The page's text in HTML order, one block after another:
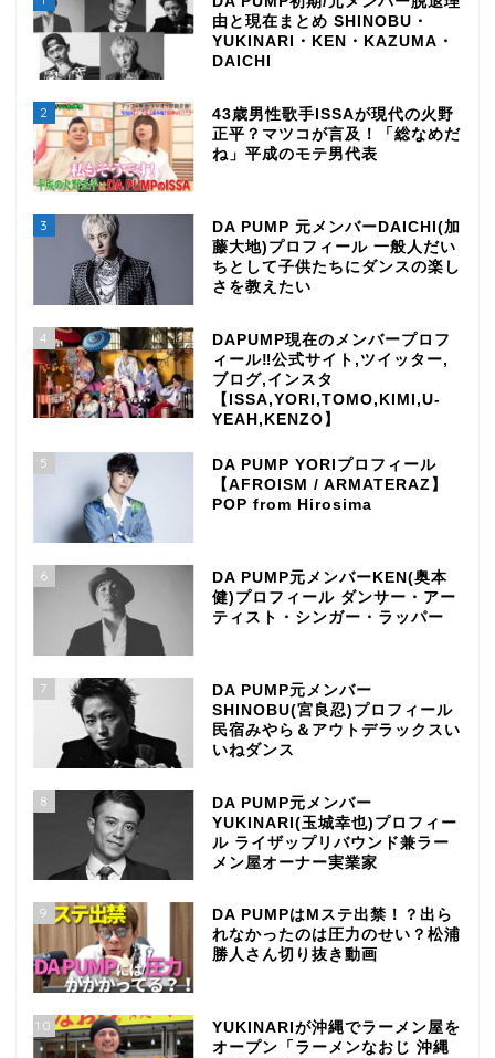
由と現在まとめ SHINOBU・
YUKINARI・KEN・KAZUMA・
DAICHI
2
43歳男性歌手ISSAが現代の火野
正平？マツコが言及！「総なめだ
ね」平成のモテ男代表
3
DA PUMP 元メンバーDAICHI(加
藤大地)プロフィール 一般人だい
ちとして子供たちにダンスの楽し
さを教えたい
4
DAPUMP現在のメンバープロフ
ィール‼公式サイト,ツイッター,
ブログ,インスタ
【ISSA,YORI,TOMO,KIMI,U-
YEAH,KENZO】
5
DA PUMP YORIプロフィール
【AFROISM / ARMATERAZ】
POP from Hirosima
6
DA PUMP元メンバーKEN(奥本
健)プロフィール ダンサー・アー
ティスト・シンガー・ラッパー
7
DA PUMP元メンバー
SHINOBU(宮良忍)プロフィール
民宿みやら＆アウトデラックスい
いねダンス
8
DA PUMP元メンバー
YUKINARI(玉城幸也)プロフィー
ル ライザップリバウンド兼ラー
メン屋オーナー実業家
9
DA PUMPはMステ出禁！？出ら
れなかったのは圧力のせい？松浦
勝人さん切り抜き動画
10
YUKINARIが沖縄でラーメン屋を
オープン「ラーメンなおじ 沖縄